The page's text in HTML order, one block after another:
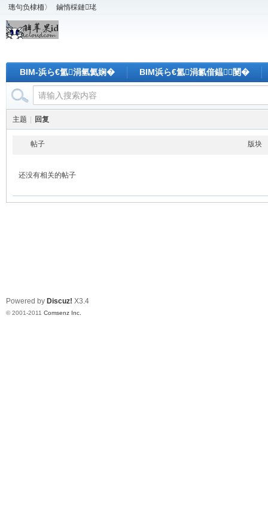
璁句负棣栭〉 鏀惰棌鏈珯
BIM-浜ら€氳涓氫氦娴� BIM浜ら€氳涓氱偣鎾闄�
主题 回复
帖子 版块
还没有相关的帖子
Powered by Discuz! X3.4
© 2001-2011 Comsenz Inc.